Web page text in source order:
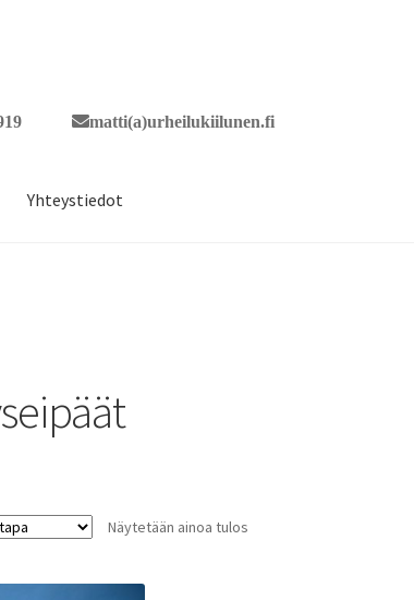
matti(a)urheilukiilunen.fi
Yhteystiedot
Näytetään ainoa tulos